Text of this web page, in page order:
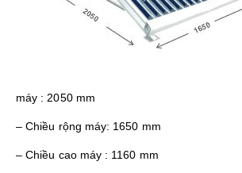
máy : 2050 mm
– Chiều rộng máy: 1650 mm
– Chiều cao máy : 1160 mm